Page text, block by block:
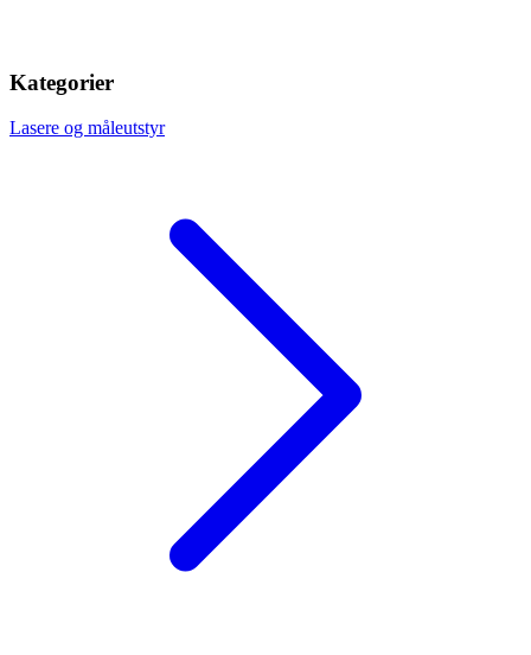
Kategorier
Lasere og måleutstyr